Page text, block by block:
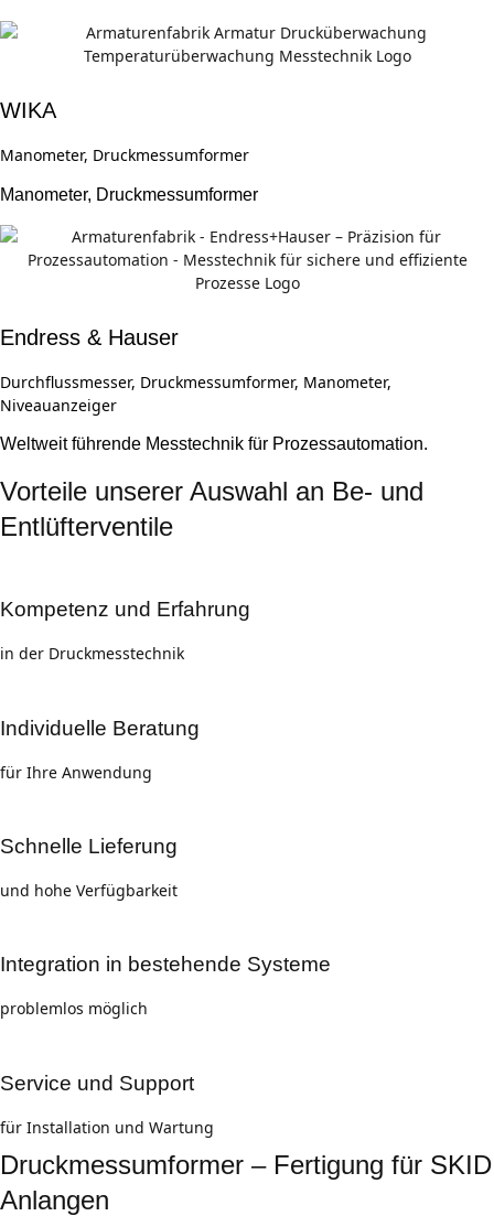
WIKA
Manometer, Druckmessumformer
Manometer, Druckmessumformer
Endress & Hauser
Durchflussmesser, Druckmessumformer, Manometer,
Niveauanzeiger
Weltweit führende Messtechnik für Prozessautomation.
Vorteile unserer Auswahl an Be- und
Entlüfterventile
Kompetenz und Erfahrung
in der Druckmesstechnik
Individuelle Beratung
für Ihre Anwendung
Schnelle Lieferung
und hohe Verfügbarkeit
Integration in bestehende Systeme
problemlos möglich
Service und Support
für Installation und Wartung
Druckmessumformer – Fertigung für SKID
Anlangen